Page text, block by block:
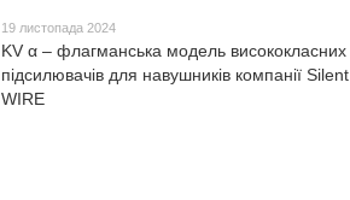
19 листопада 2024
KV α – флагманська модель висококласних
підсилювачів для навушників компанії Silent
WIRE